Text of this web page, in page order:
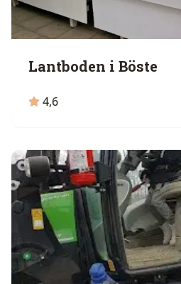
Lantboden i Böste
4,6